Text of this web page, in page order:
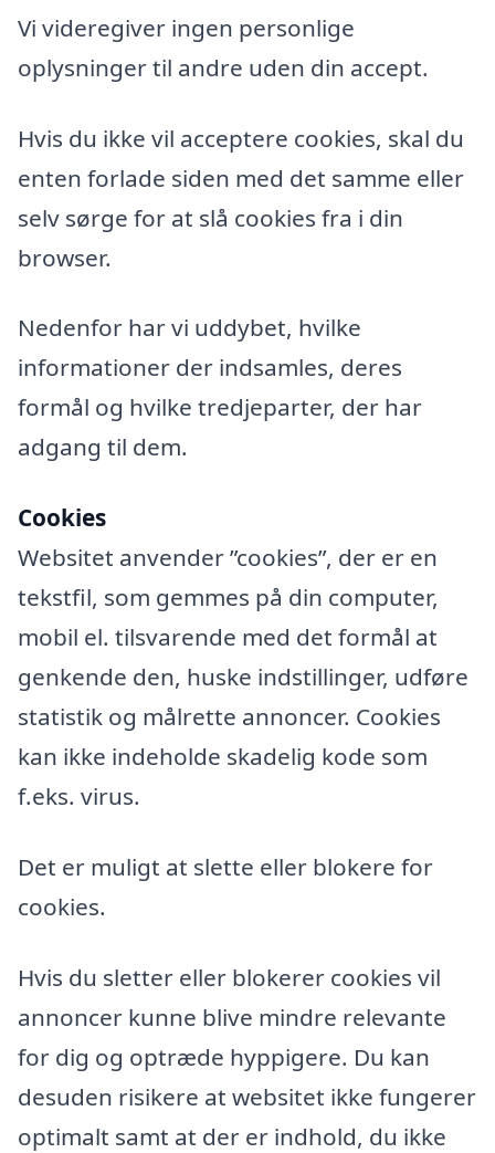
Vi videregiver ingen personlige
oplysninger til andre uden din accept.
Hvis du ikke vil acceptere cookies, skal du
enten forlade siden med det samme eller
selv sørge for at slå cookies fra i din
browser.
Nedenfor har vi uddybet, hvilke
informationer der indsamles, deres
formål og hvilke tredjeparter, der har
adgang til dem.
Cookies
Websitet anvender ”cookies”, der er en
tekstfil, som gemmes på din computer,
mobil el. tilsvarende med det formål at
genkende den, huske indstillinger, udføre
statistik og målrette annoncer. Cookies
kan ikke indeholde skadelig kode som
f.eks. virus.
Det er muligt at slette eller blokere for
cookies.
Hvis du sletter eller blokerer cookies vil
annoncer kunne blive mindre relevante
for dig og optræde hyppigere. Du kan
desuden risikere at websitet ikke fungerer
optimalt samt at der er indhold, du ikke